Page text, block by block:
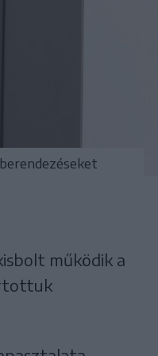
működik a